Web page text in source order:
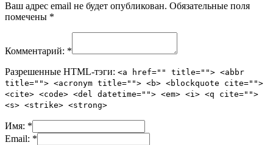
Ваш адрес email не будет опубликован. Обязательные поля
помечены *
Комментарий: *
Разрешенные HTML-тэги: <a href="" title=""> <abbr
title=""> <acronym title=""> <b> <blockquote cite="">
<cite> <code> <del datetime=""> <em> <i> <q cite="">
<s> <strike> <strong>
Имя: *
Email: *